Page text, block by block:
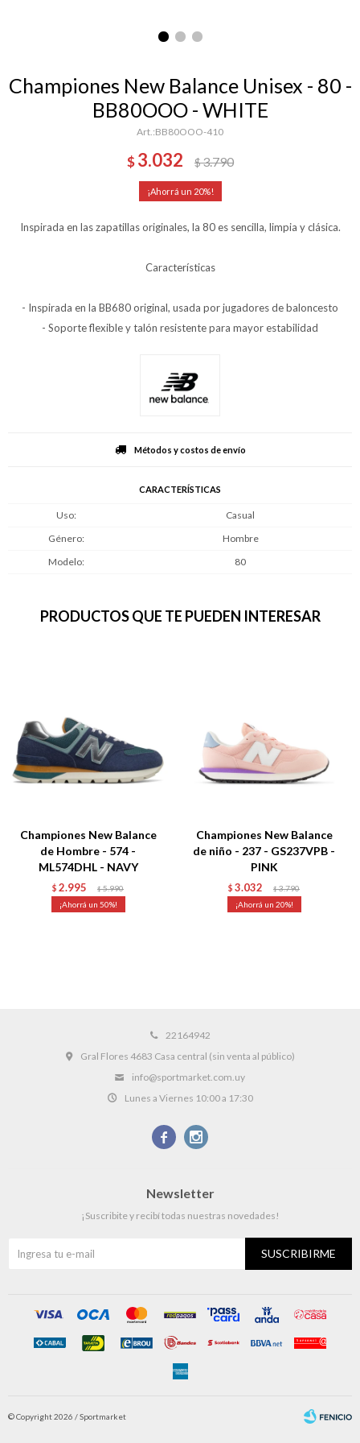
Championes New Balance Unisex - 80 -
BB80OOO - WHITE
BB80OOO-410
$ 3.032 $3.790
20
Inspirada en las zapatillas originales, la 80 es sencilla, limpia y clásica.
Características
- Inspirada en la BB680 original, usada por jugadores de baloncesto
- Soporte flexible y talón resistente para mayor estabilidad
Métodos y costos de envío
CARACTERÍSTICAS
Uso
Casual
Género
Hombre
Modelo
80
PRODUCTOS QUE TE PUEDEN INTERESAR
Championes New Balance
de Hombre - 574 -
ML574DHL - NAVY
$ 2.995 $ 5.990
50
Championes New Balance
de niño - 237 - GS237VPB -
PINK
$ 3.032 $ 3.790
20
22164942
Gral Flores 4683 Casa central (sin venta al público)
info@sportmarket.com.uy
Lunes a Viernes 10:00 a 17:30
 
Newsletter
¡Suscribite y recibí todas nuestras novedades!
SUSCRIBIRME
© Copyright 2026 / Sportmarket